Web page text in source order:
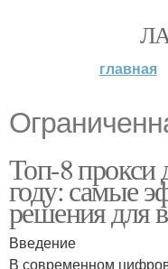
главная
Топ-8 прокси
году: самые
решения для
Введение
В современном